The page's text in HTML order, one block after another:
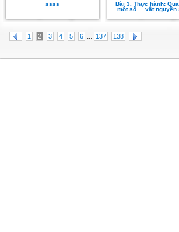
ssss
Bài 3. Thực hành:
một số ... vật nguyên
1 2 3 4 5 6 ... 137 138